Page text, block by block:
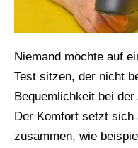
Niemand möchte auf
Test sitzen, der nicht
Bequemlichkeit bei
Der Komfort setzt sich
zusammen, wie